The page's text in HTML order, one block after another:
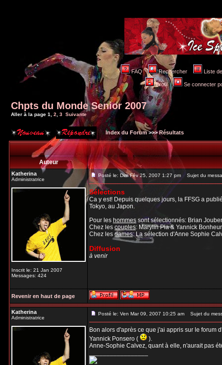
FAQ Rechercher Liste
Profil Se connecter
Chpts du Monde Senior 2007
Aller à la page 1 2 3 Suivante
Index du Forum>>>Résultats
Auteur
Katherina
Administratrice
Inscrit le: 21 Jan 2007
Messages: 424
Posté le: Dim Fév 25, 2007 1:27 pm Sujet du
Sélections
Ca y est! Depuis quelques jours, la FFSG a
Tokyo, au Japon.
Pour leshommessont sélectionnés: Brian
Chez lescouples: Marylin Pla & Yannick
Chez lesdames: La sélection d'Anne Sophie
Diffusion
à venir
Revenir en haut de page
Katherina
Administratrice
Posté le: Ven Mar 09, 2007 10:25 am Sujet du
Bon alors d'après ce que j'ai appris sur le forum
Yannick Ponsero (
).
Anne-Sophie Calvez, quant à elle, n'aurait pas
_________________